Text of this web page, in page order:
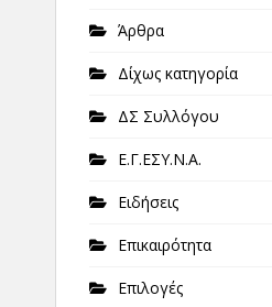
Άρθρα
Δίχως κατηγορία
ΔΣ Συλλόγου
Ε.Γ.ΕΣΥ.Ν.Α.
Ειδήσεις
Επικαιρότητα
Επιλογές